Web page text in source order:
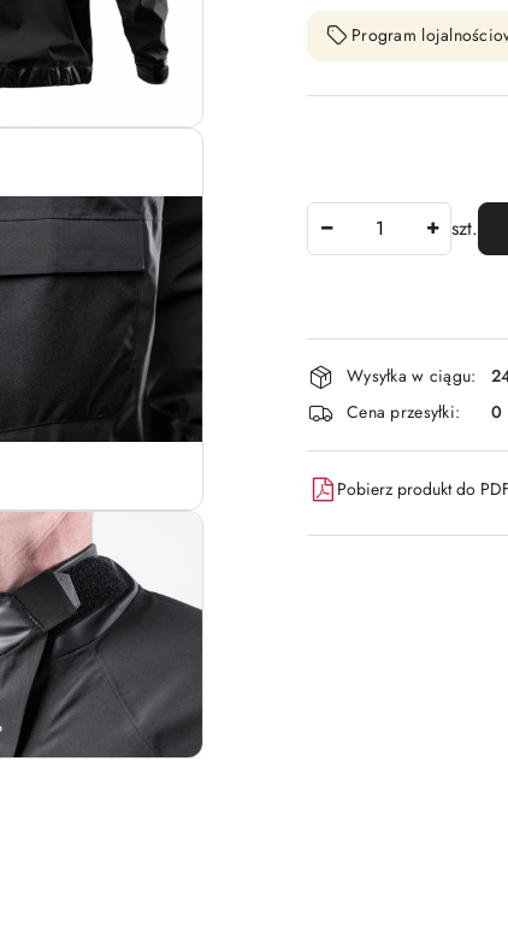
Program
szt.
Dostępność
i
dostawa
Wysyłka w ciągu:
Cena przesyłki:
0
Pobierz produkt do